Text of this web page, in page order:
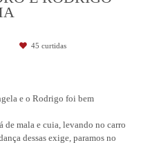
45 curtidas
e o Rodrigo foi bem
de mala e cuia, levando no carro
dessas exige, paramos no